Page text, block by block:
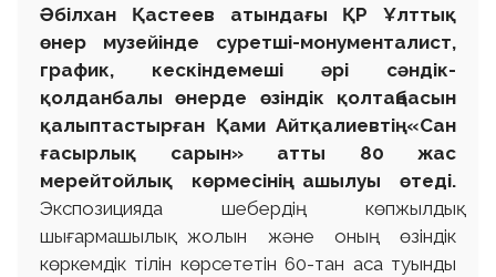
Әбілхан Қастеев атындағы ҚР Ұлттық
өнер музейінде суретші-монументалист,
график, кескіндемеші әрі сәндік-
қолданбалы өнерде өзіндік қолтаңбасын
қалыптастырған Қами Айтқалиевтің «Сан
ғасырлық сарын» атты 80 жас
мерейтойлық көрмесінің ашылуы өтеді.
Экспозицияда шебердің көпжылдық
шығармашылық жолын және оның өзіндік
көркемдік тілін көрсететін 60-тан аса туынды